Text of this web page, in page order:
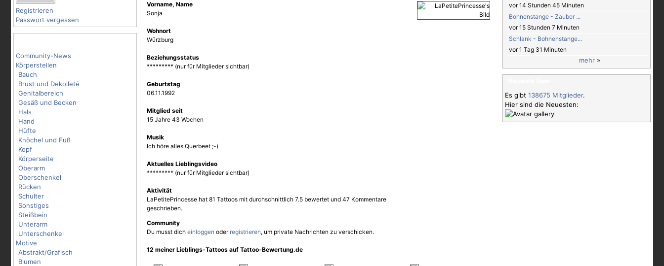
Registrieren
Passwort vergessen
Community-News
Körperstellen
Bauch
Brust und Dekolleté
Genitalbereich
Gesäß und Becken
Hals
Hand
Hüfte
Knöchel und Fuß
Kopf
Körperseite
Oberarm
Oberschenkel
Rücken
Schulter
Sonstiges
Steißbein
Unterarm
Unterschenkel
Motive
Abstrakt/Grafisch
Blumen
Vorname, Name
Sonja
Wohnort
Würzburg
Beziehungsstatus
********* (nur für Mitglieder sichtbar)
Geburtstag
06.11.1992
Mitglied seit
15 Jahre 43 Wochen
Musik
Ich höre alles Querbeet ;-)
Aktuelles Lieblingsvideo
********* (nur für Mitglieder sichtbar)
Aktivität
LaPetitePrincesse hat 81 Tattoos mit durchschnittlich 7.5 bewertet und 47 Kommentare
geschrieben.
Community
Du musst dich einloggen oder registrieren, um private Nachrichten zu verschicken.
12 meiner Lieblings-Tattoos auf Tattoo-Bewertung.de
vor 14 Stunden 45 Minuten
Bohnenstange - Zauber ...
vor 15 Stunden 7 Minuten
Schlank - Bohnenstange...
vor 1 Tag 31 Minuten
mehr »
Es gibt 138675 Mitglieder.
Hier sind die Neuesten: